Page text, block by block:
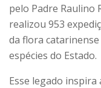
pelo Padre Raulino
realizou 953
da flora catarinense
espécies do Estado.
Esse legado